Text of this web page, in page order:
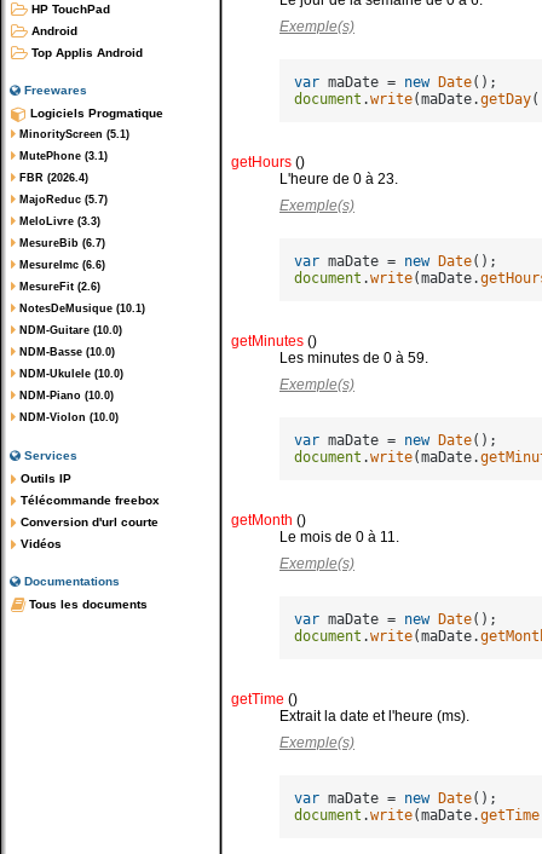
HP TouchPad
Android
Top Applis Android
Freewares
Logiciels Progmatique
MinorityScreen (5.1)
MutePhone (3.1)
FBR (2026.4)
MajoReduc (5.7)
MeloLivre (3.3)
MesureBib (6.7)
MesureImc (6.6)
MesureFit (2.6)
NotesDeMusique (10.1)
NDM-Guitare (10.0)
NDM-Basse (10.0)
NDM-Ukulele (10.0)
NDM-Piano (10.0)
NDM-Violon (10.0)
Services
Outils IP
Télécommande freebox
Conversion d'url courte
Vidéos
Documentations
Tous les documents
Exemple(s)
var maDate = new Date
document .write(maDate.getDay
getHours ()
L'heure de 0 à 23.
Exemple(s)
var maDate = new Date
document .write(maDate.
getMinutes ()
Les minutes de 0 à 59.
Exemple(s)
var maDate = new Date
document .write(maDate.
getMonth ()
Le mois de 0 à 11.
Exemple(s)
var maDate = new Date
document .write(maDate.
getTime ()
Extrait la date et l'heure (ms).
Exemple(s)
var maDate = new Date
document .write(maDate.getTime